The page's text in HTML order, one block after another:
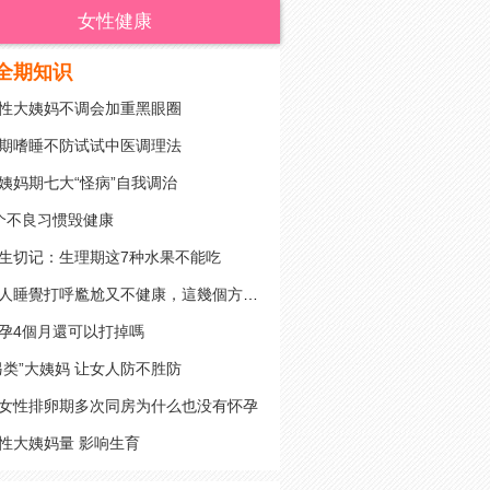
女性健康
期知识
大姨妈不调会加重黑眼圈
嗜睡不防试试中医调理法
妈期七大“怪病”自我调治
不良习惯毁健康
切记：生理期这7种水果不能吃
4個月還可以打掉嗎
类”大姨妈 让女人防不胜防
性排卵期多次同房为什么也没有怀孕
大姨妈量 影响生育